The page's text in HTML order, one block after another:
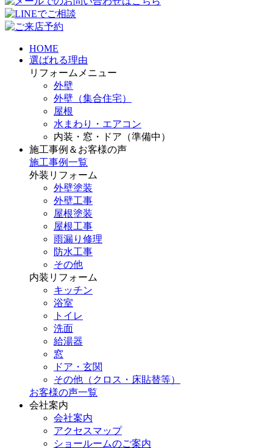
HOME
選ばれる理由
リフォームメニュー
外壁
外壁（集合住宅）
屋根
水まわり・エアコン
内装・窓・ドア（準備中）
施工事例＆お客様の声
施工事例一覧
外装リフォーム
外壁塗装
外壁工事
屋根塗装
屋根工事
雨漏り修理
防水工事
その他
内装リフォーム
キッチン
浴室
トイレ
洗面
給湯器
窓
ドア・玄関
その他（クロス・床貼替等）
お客様の声一覧
会社案内
会社案内
アクセスマップ
ショールームのご案内